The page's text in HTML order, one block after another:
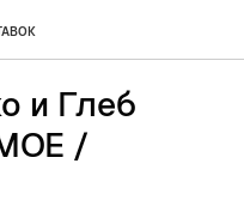
и Глеб
/